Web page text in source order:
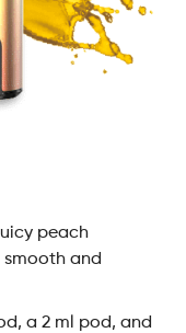
peach
and
a 2 ml pod, and